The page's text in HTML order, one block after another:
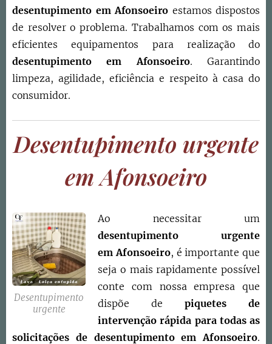
desentupimento emAfonsoeiro estamos dispostos
de resolver o problema. Trabalhamos com os mais
eficientes equipamentos para realização do
desentupimento emAfonsoeiro. Garantindo
limpeza, agilidade, eficiência e respeito à casa do
consumidor.
Desentupimento urgente
em Afonsoeiro
Desentupimento
urgente
Ao necessitar um
desentupimento urgente
emAfonsoeiro, é importante que
seja o mais rapidamente possível
conte com nossa empresa que
dispõe de piquetes de
intervenção rápida para todas as
solicitações de desentupimento emAfonsoeiro.